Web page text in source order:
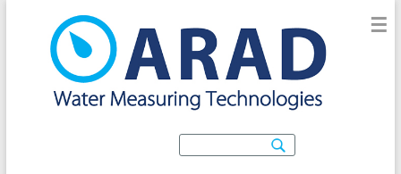
מוני מים חכמים
מספקים מידע נרחב על מוני המים החכמים, היתרונות לצרכן ולמשק
המים והשפעתם על הסביבה
☰